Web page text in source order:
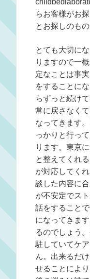
らお客様がお
とお探しのも
とても大切に
りますので一
定なことは事
をすることに
らずっと続け
常に戻さなく
なってきます
っかりと行っ
ります。東京
と整えてくれ
が対応してく
談した内容に
が不安定でス
話をすること
になってきま
るのでしょう
駐していてケ
ん。出来るだ
せることによ